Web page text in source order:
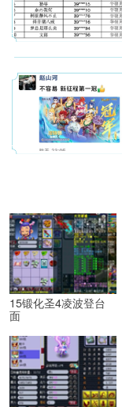
15锻化圣4凌波登台
面